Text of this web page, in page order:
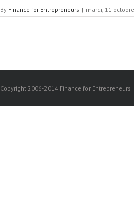
By Finance for Entrepreneurs | mardi, 11
Copyright 2006-2014 Finance for Entrepreneurs